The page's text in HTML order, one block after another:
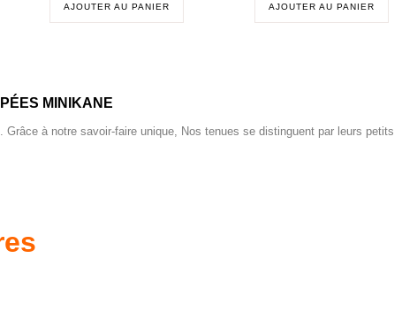
AJOUTER AU PANIER AJOUTER AU PANIER
MINIKANE
à notre savoir-faire unique, Nos tenues se distinguent par leurs petits